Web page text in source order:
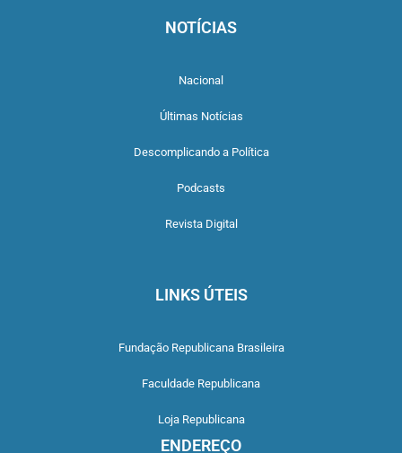
NOTÍCIAS
Nacional
Últimas Notícias
Descomplicando a Política
Podcasts
Revista Digital
LINKS ÚTEIS
Fundação Republicana Brasileira
Faculdade Republicana
Loja Republicana
ENDEREÇO